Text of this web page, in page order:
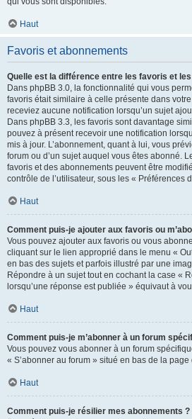
Haut
Favoris et abonnements
Quelle est la différence entre les favoris et
Dans phpBB 3.0, la fonctionnalité qui vous
favoris était similaire à celle présente dans
receviez aucune notification lorsqu’un sujet
Dans phpBB 3.3, les favoris sont davantage
pouvez à présent recevoir une notification
mis à jour. L’abonnement, quant à lui, vous
forum ou d’un sujet auquel vous êtes abonné.
favoris et des abonnements peuvent être
contrôle de l’utilisateur, sous les « Préférences
Haut
Comment puis-je ajouter aux favoris ou
Vous pouvez ajouter aux favoris ou vous
cliquant sur le lien approprié dans le menu «
en bas des sujets et parfois illustré par une
Répondre à un sujet tout en cochant la case «
lorsqu’une réponse est publiée » équivaut à
Haut
Comment puis-je m’abonner à un forum
Vous pouvez vous abonner à un forum
« S’abonner au forum » situé en bas de la page
Haut
Comment puis-je résilier mes abonnements ?